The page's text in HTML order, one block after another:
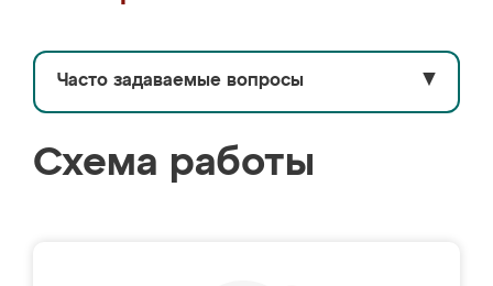
Часто задаваемые вопросы ▼
Схема работы